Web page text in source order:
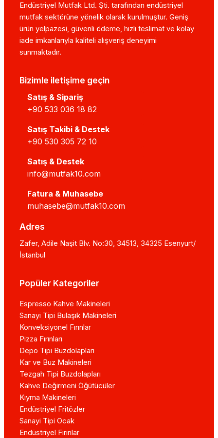
Endüstriyel Mutfak Ltd. Şti. tarafından endüstriyel
mutfak sektörüne yönelik olarak kurulmuştur. Geniş
ürün yelpazesi, güvenli ödeme, hızlı teslimat ve kolay
iade imkanlarıyla kaliteli alışveriş deneyimi
sunmaktadır.
Bizimle iletişime geçin
Satış & Sipariş
+90 533 036 18 82
Satış Takibi & Destek
+90 530 305 72 10
Satış & Destek
info@mutfak10.com
Fatura & Muhasebe
muhasebe@mutfak10.com
Adres
Zafer, Adile Naşit Blv. No:30, 34513, 34325 Esenyurt/
İstanbul
Popüler Kategoriler
Espresso Kahve Makineleri
Sanayi Tipi Bulaşık Makineleri
Konveksiyonel Fırınlar
Pizza Fırınları
Depo Tipi Buzdolapları
Kar ve Buz Makineleri
Tezgah Tipi Buzdolapları
Kahve Değirmeni Öğütücüler
Kıyma Makineleri
Endüstriyel Fritözler
Sanayi Tipi Ocak
Endüstriyel Fırınlar